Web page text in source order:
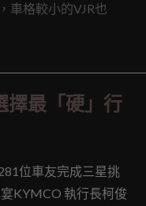
車格較小的VJR也
擇最「硬」行
位車友完成三星挑
KYMCO 執行長柯俊